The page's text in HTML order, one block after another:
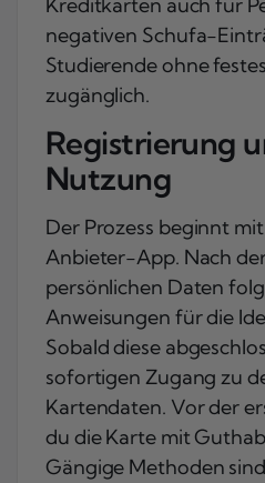
negativen Schufa-
Studierende ohne
zugänglich.
Registrierung
Nutzung
Der Prozess beginnt
Anbieter-App. Nach
persönlichen Daten
Anweisungen für die
Sobald diese
sofortigen Zugang zu
Kartendaten. Vor der
du die Karte mit
Gängige Methoden